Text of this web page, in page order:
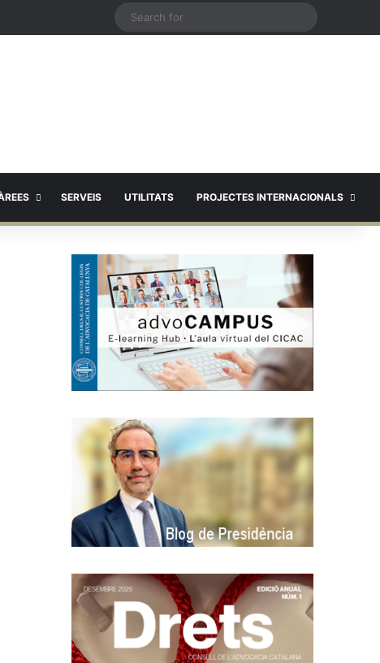
SERVEIS UTILITATS PROJECTES INTERNACIONALS